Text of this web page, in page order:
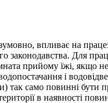
впливає на
законодавства. Для
прийому їжі, якщо
і
так само повинні бути
в наявності